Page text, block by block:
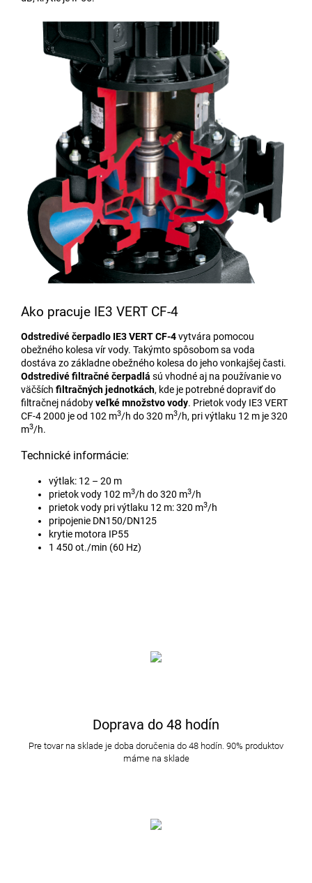
Ako pracuje IE3 VERT CF-4
Odstredivé čerpadlo IE3 VERT CF-4vytvára pomocou
obežného kolesa vír vody. Takýmto spôsobom sa voda
dostáva zo základne obežného kolesa do jeho vonkajšej časti.
Odstredivé filtračné čerpadlá sú vhodné aj na používanie vo
väčších filtračných jednotkách, kde je potrebné dopraviť do
filtračnej nádobyveľké množstvo vody. Prietok vody IE3 VERT
CF-4 2000 je od 102 m3/h do 320 m3/h, pri výtlaku 12 m je 320
m3/h.
Technické informácie:
výtlak: 12 – 20 m
prietok vody 102 m3/h do 320 m3/h
prietok vody pri výtlaku 12 m: 320 m3/h
pripojenie DN150/DN125
krytie motora IP55
1 450 ot./min (60 Hz)
Doprava do 48 hodín
Pre tovar na sklade je doba doručenia do 48 hodín. 90% produktov
máme na sklade